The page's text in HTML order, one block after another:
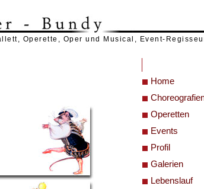
Operette, Oper und Musical, Event-
Home
Operetten
Events
Profil
Galerien
Lebenslauf